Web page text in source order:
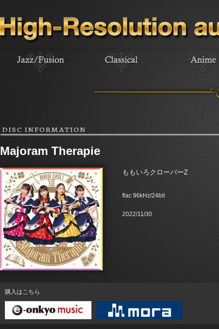
DISC INFORMATION
Majoram Therapie
ももいろクローバーZ
flac 96kHz/24bit
2022/11/30
購入はこちら